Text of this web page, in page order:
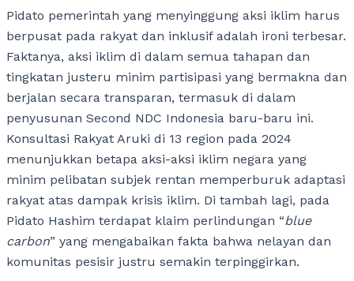
Pidato pemerintah yang menyinggung aksi iklim harus
berpusat pada rakyat dan inklusif adalah ironi terbesar.
Faktanya, aksi iklim di dalam semua tahapan dan
tingkatan justeru minim partisipasi yang bermakna dan
berjalan secara transparan, termasuk di dalam
penyusunan Second NDC Indonesia baru-baru ini.
Konsultasi Rakyat Aruki di 13 region pada 2024
menunjukkan betapa aksi-aksi iklim negara yang
minim pelibatan subjek rentan memperburuk adaptasi
rakyat atas dampak krisis iklim. Di tambah lagi, pada
Pidato Hashim terdapat klaim perlindungan “blue
carbon” yang mengabaikan fakta bahwa nelayan dan
komunitas pesisir justru semakin terpinggirkan.